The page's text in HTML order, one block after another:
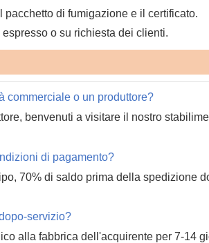
pacchetto di fumigazione e il certificato.
o su richiesta dei clienti.
commerciale o un produttore?
benvenuti a visitare il nostro
di pagamento?
70% di saldo prima della spedizione
servizio?
alla fabbrica dell'acquirente per 7-14